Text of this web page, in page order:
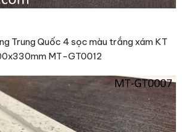
Trung Quốc 4 sọc màu trắng xám KT
MT-GT0012